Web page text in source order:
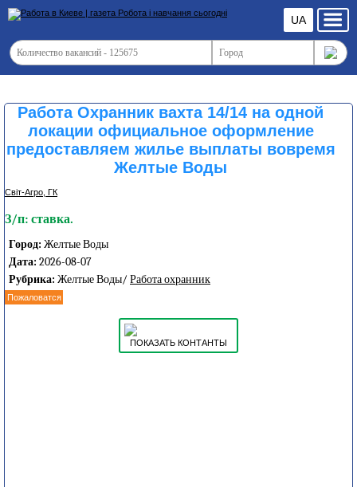
UA
Работа Охранник вахта 14/14 на одной
локации официальное оформление
предоставляем жилье выплаты вовремя
Желтые Воды
Світ-Агро, ГК
З/п: ставка.
Город: Желтые Воды
Дата: 2026-08-07
Рубрика: Желтые Воды/ Работа охранник
Пожаловатся
ПОКАЗАТЬ КОНТАНТЫ